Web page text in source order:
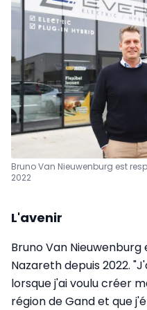
Bruno Van Nieuwenburg est
2022
L'avenir
Bruno Van
Nazareth depuis 2022.
lorsque j'ai voulu créer
région de Gand et que